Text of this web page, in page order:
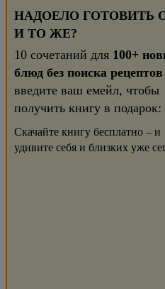
НАДОЕЛО ГОТОВИТЬ
И ТО ЖЕ?
10 сочетаний для 100+
блюд без поиска рецептов
введите ваш емейл, чтобы
получить книгу в подарок:
Скачайте книгу бесплатно – и
удивите себя и близких уже